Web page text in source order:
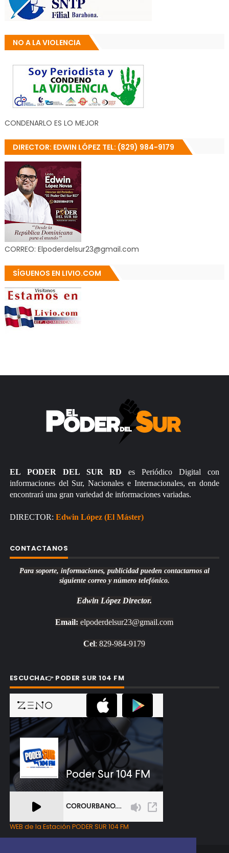
NO A LA VIOLENCIA
CONDENARLO ES LO MEJOR
DIRECTOR: EDWIN LÓPEZ TEL: (829) 984-9179
CORREO: Elpoderdelsur23@gmail.com
SÍGUENOS EN LIVIO.COM
EL PODER DEL SUR RD es Periódico Digital con
informaciones del Sur, Nacionales e Internacionales, en donde
encontrará una gran variedad de informaciones variadas.
DIRECTOR: Edwin López (El Máster)
CONTACTANOS
Para soporte, informaciones, publicidad pueden contactarnos al
siguiente correo y número telefónico.
Edwin López Director.
Email: elpoderdelsur23@gmail.com
Cel: 829-984-9179
ESCUCHA👉 PODER SUR 104 FM
WEB de la Estación PODER SUR 104 FM